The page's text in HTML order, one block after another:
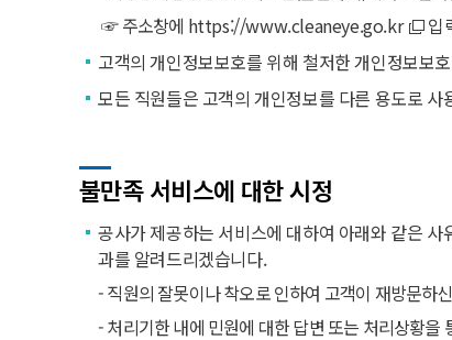
☞ 주소창에 https://www.cleaneye.go.kr
입
고객의 개인정보보호를 위해 철저한 개인정보보
모든 직원들은 고객의 개인정보를 다른 용도로
불만족 서비스에 대한 시정
공사가 제공하는 서비스에 대하여 아래와 같은
과를 알려드리겠습니다.
- 직원의 잘못이나 착오로 인하여 고객이 재방문하
- 처리기한 내에 민원에 대한 답변 또는 처리상황을